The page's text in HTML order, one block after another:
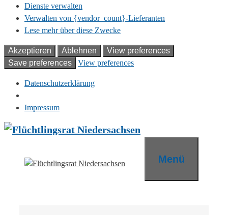
Dienste verwalten
Verwalten von {vendor_count}-Lieferanten
Lese mehr über diese Zwecke
Akzeptieren Ablehnen
View preferences
Save preferences
View preferences
Datenschutzerklärung
Impressum
Zum
Menü